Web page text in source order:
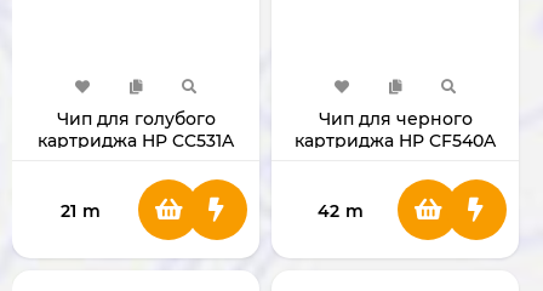
Чип для голубого
картриджа HP CC531A
21 m
Чип для черного
картриджа HP CF540A
42 m